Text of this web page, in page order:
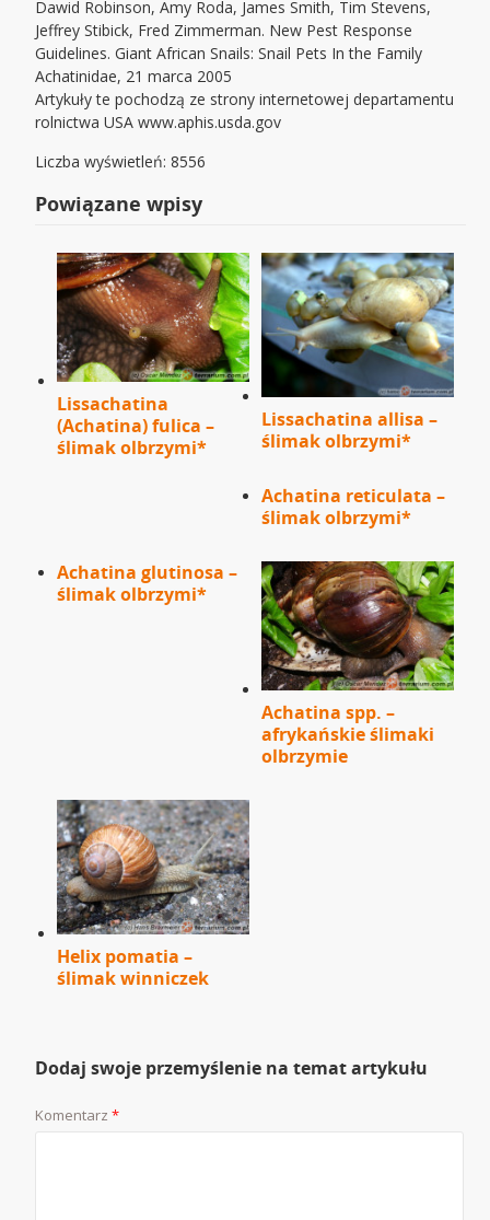
Dawid Robinson, Amy Roda, James Smith, Tim Stevens,
Jeffrey Stibick, Fred Zimmerman. New Pest Response
Guidelines. Giant African Snails: Snail Pets In the Family
Achatinidae, 21 marca 2005
Artykuły te pochodzą ze strony internetowej departamentu
rolnictwa USA www.aphis.usda.gov
Liczba wyświetleń: 8556
Powiązane wpisy
Lissachatina
(Achatina) fulica –
ślimak olbrzymi*
Lissachatina allisa –
ślimak olbrzymi*
Achatina reticulata –
ślimak olbrzymi*
Achatina glutinosa –
ślimak olbrzymi*
Achatina spp. –
afrykańskie ślimaki
olbrzymie
Helix pomatia –
ślimak winniczek
Dodaj swoje przemyślenie na temat artykułu
Komentarz*